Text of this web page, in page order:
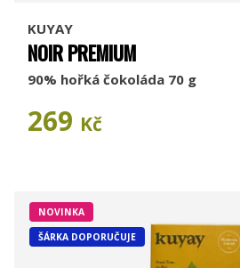
KUYAY
NOIR PREMIUM
90% hořká čokoláda 70 g
269 Kč
NOVINKA
ŠÁRKA DOPORUČUJE